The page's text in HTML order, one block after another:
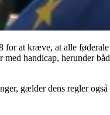
at kræve, at alle
handicap, herunder
gælder dens regler